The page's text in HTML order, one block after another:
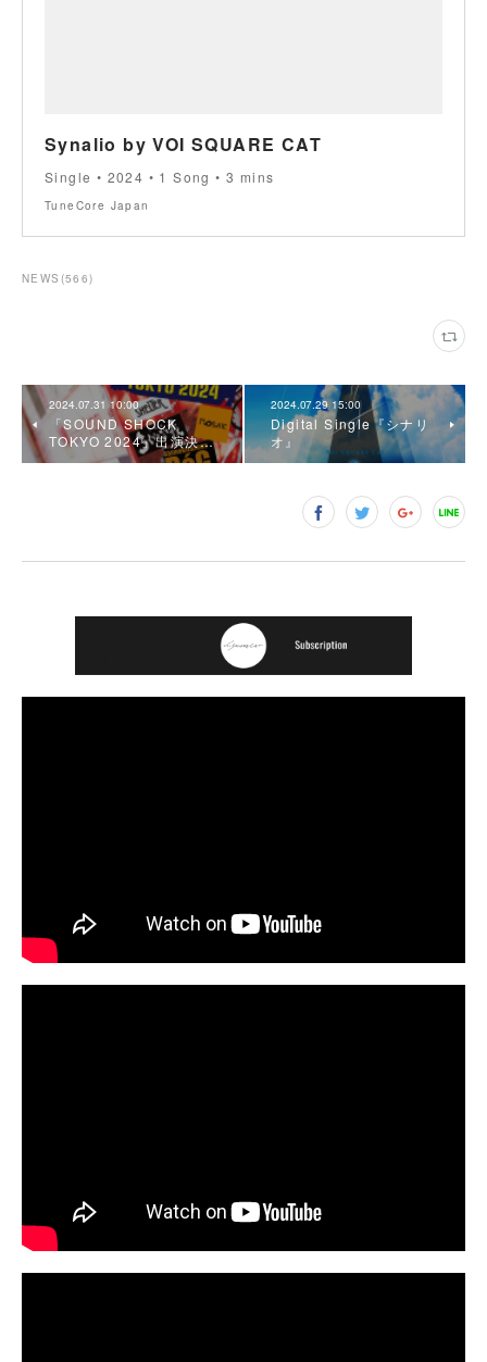
Synalio by VOI SQUARE CAT
Single • 2024 • 1 Song • 3 mins
TuneCore Japan
NEWS (566)
2024.07.31 10:00
「SOUND SHOCK
TOKYO 2024」出演決…
2024.07.29 15:00
Digital Single『シナリ
オ』